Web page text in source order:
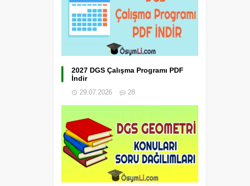
2027 DGS Çalışma Programı PDF
İndir
29.07.2026 28